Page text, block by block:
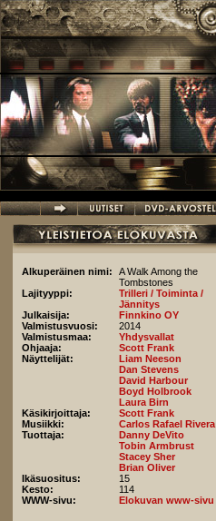
Hyppää pääsisältöön
Alkuperäinen nimi:
A Walk Among the
Tombstones
Lajityyppi:
Trilleri / Toiminta /
Jännitys
Julkaisija:
Finnkino OY
Valmistusvuosi:
2014
Valmistusmaa:
Yhdysvallat
Ohjaaja:
Scott Frank
Näyttelijät:
Liam Neeson
Dan Stevens
David Harbour
Boyd Holbrook
Laura Birn
Käsikirjoittaja:
Scott Frank
Musiikki:
Carlos Rafael Rivera
Tuottaja:
Danny DeVito
Tobin Armbrust
Stacey Sher
Brian Oliver
Ikäsuositus:
15
Kesto:
114
WWW-sivu:
Elokuvan www-sivu